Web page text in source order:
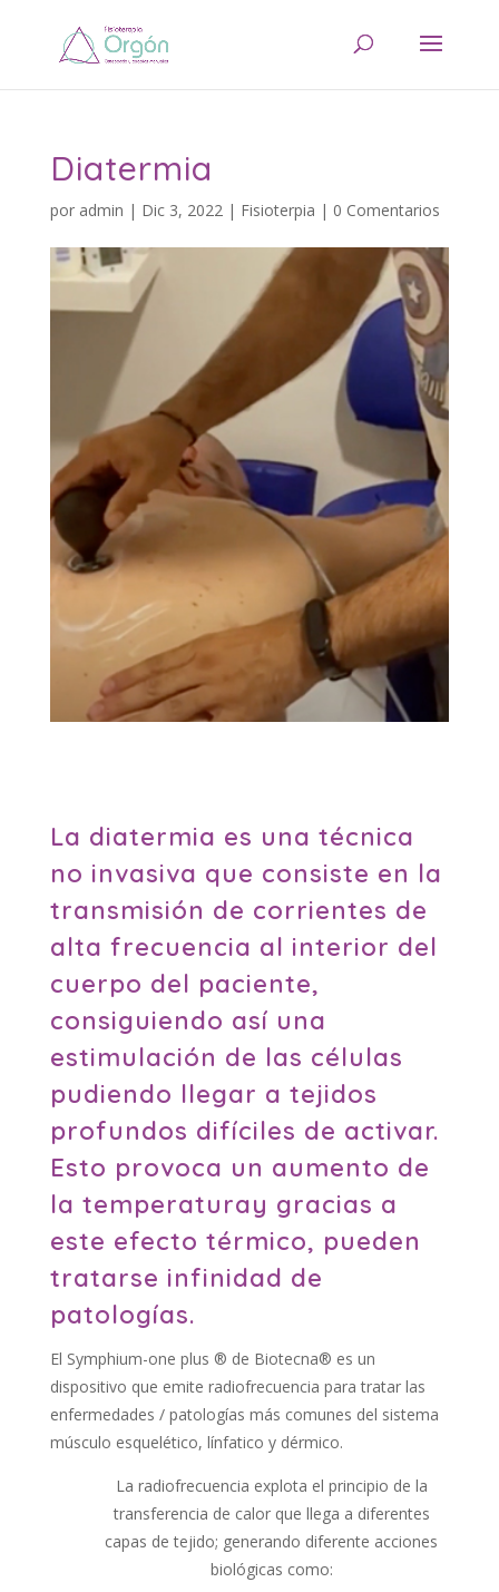
Diatermia
por admin | Dic 3, 2022| Fisioterpia | 0 Comentarios
La diatermia es una técnica
no invasiva que consiste en la
transmisión de corrientes de
alta frecuencia al interior del
cuerpo del paciente,
consiguiendo así una
estimulación de las células
pudiendo llegar a tejidos
profundos difíciles de activar.
Esto provoca un aumento de
la temperaturay gracias a
este efecto térmico, pueden
tratarse infinidad de
patologías.
El Symphium-one plus ® de Biotecna® es un
dispositivo que emite radiofrecuencia para tratar las
enfermedades / patologías más comunes del sistema
músculo esquelético, línfatico y dérmico.
La radiofrecuencia explota el principio de la
transferencia de calor que llega a diferentes
capas de tejido; generando diferente acciones
biológicas como: